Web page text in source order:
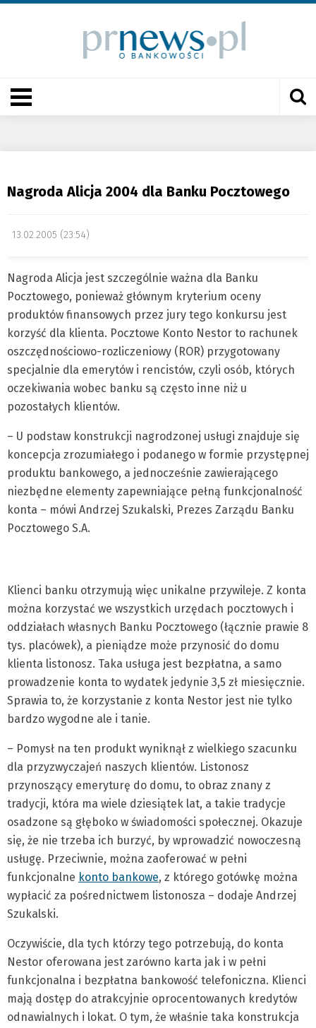
Nagroda Alicja 2004 dla Banku Pocztowego
13.02.2005 (23:54)
Nagroda Alicja jest szczególnie ważna dla Banku
Pocztowego, ponieważ głównym kryterium oceny
produktów finansowych przez jury tego konkursu jest
korzyść dla klienta. Pocztowe Konto Nestor to rachunek
oszczędnościowo-rozliczeniowy (ROR) przygotowany
specjalnie dla emerytów i rencistów, czyli osób, których
oczekiwania wobec banku są często inne niż u
pozostałych klientów.
– U podstaw konstrukcji nagrodzonej usługi znajduje się
koncepcja zrozumiałego i podanego w formie przystępnej
produktu bankowego, a jednocześnie zawierającego
niezbędne elementy zapewniające pełną funkcjonalność
konta – mówi Andrzej Szukalski, Prezes Zarządu Banku
Pocztowego S.A.
Klienci banku otrzymują więc unikalne przywileje. Z konta
można korzystać we wszystkich urzędach pocztowych i
oddziałach własnych Banku Pocztowego (łącznie prawie 8
tys. placówek), a pieniądze może przynosić do domu
klienta listonosz. Taka usługa jest bezpłatna, a samo
prowadzenie konta to wydatek jedynie 3,5 zł miesięcznie.
Sprawia to, że korzystanie z konta Nestor jest nie tylko
bardzo wygodne ale i tanie.
– Pomysł na ten produkt wyniknął z wielkiego szacunku
dla przyzwyczajeń naszych klientów. Listonosz
przynoszący emeryturę do domu, to obraz znany z
tradycji, która ma wiele dziesiątek lat, a takie tradycje
osadzone są głęboko w świadomości społecznej. Okazuje
się, że nie trzeba ich burzyć, by wprowadzić nowoczesną
usługę. Przeciwnie, można zaoferować w pełni
funkcjonalne konto bankowe, z którego gotówkę można
wypłacić za pośrednictwem listonosza – dodaje Andrzej
Szukalski.
Oczywiście, dla tych którzy tego potrzebują, do konta
Nestor oferowana jest zarówno karta jak i w pełni
funkcjonalna i bezpłatna bankowość telefoniczna. Klienci
mają dostęp do atrakcyjnie oprocentowanych kredytów
odnawialnych i lokat. O tym, że właśnie taka konstrukcja